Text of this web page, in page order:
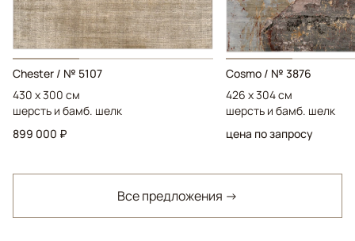
Chester / № 5107
430 x 300 см
шерсть и бамб. шелк
899 000 ₽
Cosmo / № 3876
426 x 304 см
шерсть и бамб. шелк
цена по запросу
Все предложения →